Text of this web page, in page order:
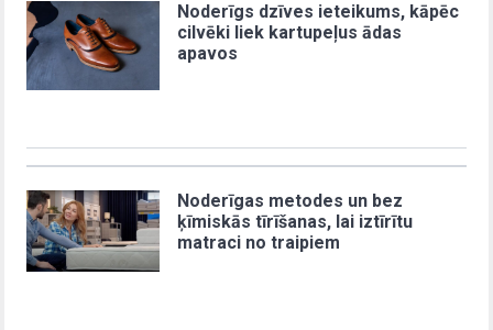
Noderīgs dzīves ieteikums, kāpēc
cilvēki liek kartupeļus ādas
apavos
Noderīgas metodes un bez
ķīmiskās tīrīšanas, lai iztīrītu
matraci no traipiem